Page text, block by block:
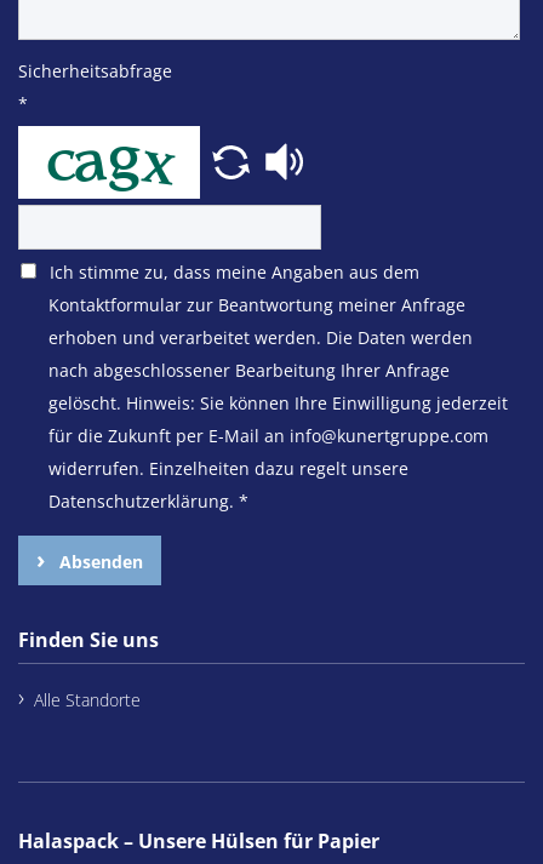
Sicherheitsabfrage
*
Ich stimme zu, dass meine Angaben aus dem
Kontaktformular zur Beantwortung meiner Anfrage
erhoben und verarbeitet werden. Die Daten werden
nach abgeschlossener Bearbeitung Ihrer Anfrage
gelöscht. Hinweis: Sie können Ihre Einwilligung jederzeit
für die Zukunft per E-Mail an info@kunertgruppe.com
widerrufen. Einzelheiten dazu regelt unsere
Datenschutzerklärung. *
Absenden
Finden Sie uns
Alle Standorte
Halaspack – Unsere Hülsen für Papier